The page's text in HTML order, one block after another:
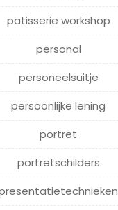
patisserie workshop
personal
personeelsuitje
persoonlijke lening
portret
portretschilders